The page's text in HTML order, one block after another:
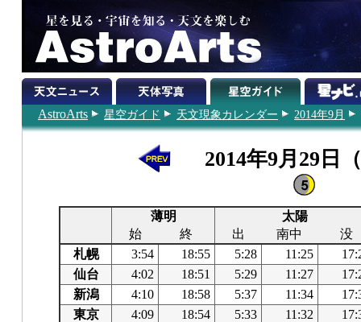
AstroArts 星空ガイド 天文現象カレンダー 2014年9月
2014年9月29日
薄明
太陽
始
終 出 南中
没
札幌
3:54 18:55 5:28 11:25
仙台
4:02 18:51 5:29 11:27
新潟
4:10 18:58 5:37 11:34
東京
4:09 18:54 5:33 11:32